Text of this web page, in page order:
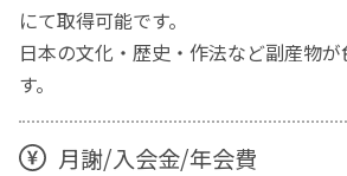
にて取得可能です。
日本の文化・歴史・作法など副産物
す。
月謝/入会金/年会費